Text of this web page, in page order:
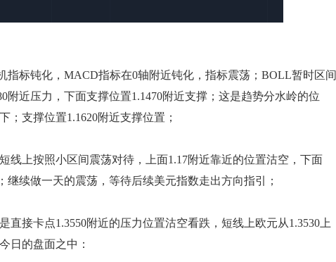
标钝化，MACD指标在0轴附近钝化，指标震荡；BOLL暂时区间
附近压力，下面支撑位置1.1470附近支撑；这是趋势分水岭的位
；支撑位置1.1620附近支撑位置；
上按照小区间震荡对待，上面1.17附近靠近的位置沽空，下面
继续做一天的震荡，等待后续美元指数走出方向指引；
接卡点1.3550附近的压力位置沽空看跌，短线上欧元从1.3530上
日的盘面之中：